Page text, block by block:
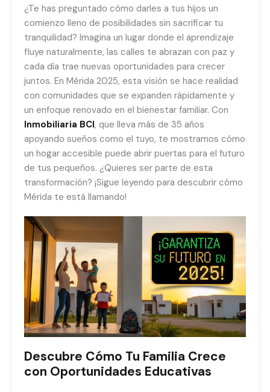
¿Te has preguntado cómo darles a tus hijos un
comienzo lleno de posibilidades sin sacrificar tu
tranquilidad? Imagina un lugar donde el aprendizaje
fluye naturalmente, las calles te abrazan con paz y
cada día trae nuevas oportunidades para crecer
juntos. En Mérida 2025, esta visión se hace realidad
con comunidades que se expanden rápidamente y
un enfoque renovado en el bienestar familiar. Con
Inmobiliaria BCI, que lleva más de 35 años
apoyando sueños como el tuyo, te mostramos cómo
un hogar accesible puede abrir puertas para el futuro
de tus pequeños. ¿Quieres ser parte de esta
transformación? ¡Sigue leyendo para descubrir cómo
Mérida te está llamando!
Descubre Cómo Tu Familia Crece
con Oportunidades Educativas